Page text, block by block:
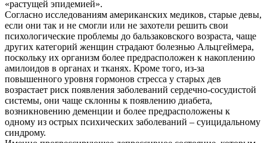
«растущей эпидемией».
Согласно исследованиям американских медиков, старые девы,
если они так и не смогли или не захотели решить свои
психологические проблемы до бальзаковского возраста, чаще
других категорий женщин страдают болезнью Альцгеймера,
поскольку их организм более предрасположен к накоплению
амилоидов в органах и тканях. Кроме того, из-за
повышенного уровня гормонов стресса у старых дев
возрастает риск появления заболеваний сердечно-сосудистой
системы, они чаще склонны к появлению диабета,
возникновению деменции и более предрасположены к
одному из острых психических заболеваний – суицидальному
синдрому.